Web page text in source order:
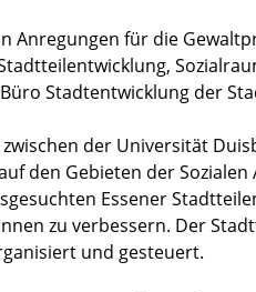
Anregungen für die
Stadtentwicklung der
der Universität
den Gebieten der
Essener
zu verbessern. Der
und gesteuert.